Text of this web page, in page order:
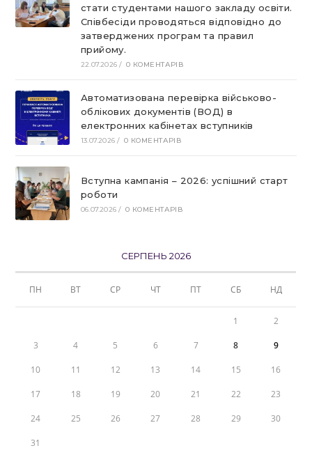
стати студентами нашого закладу освіти.
Співбесіди проводяться відповідно до
затверджених програм та правил
прийому.
22.07.2026 / 0 КОМЕНТАРІВ
Автоматизована перевірка військово-
облікових документів (ВОД) в
електронних кабінетах вступників
13.07.2026 / 0 КОМЕНТАРІВ
Вступна кампанія – 2026: успішний старт
роботи
06.07.2026 / 0 КОМЕНТАРІВ
СЕРПЕНЬ 2026
ПН ВТ СР ЧТ ПТ СБ НД
1 2
3 4 5 6 7 8 9
10 11 12 13 14 15 16
17 18 19 20 21 22 23
24 25 26 27 28 29 30
31